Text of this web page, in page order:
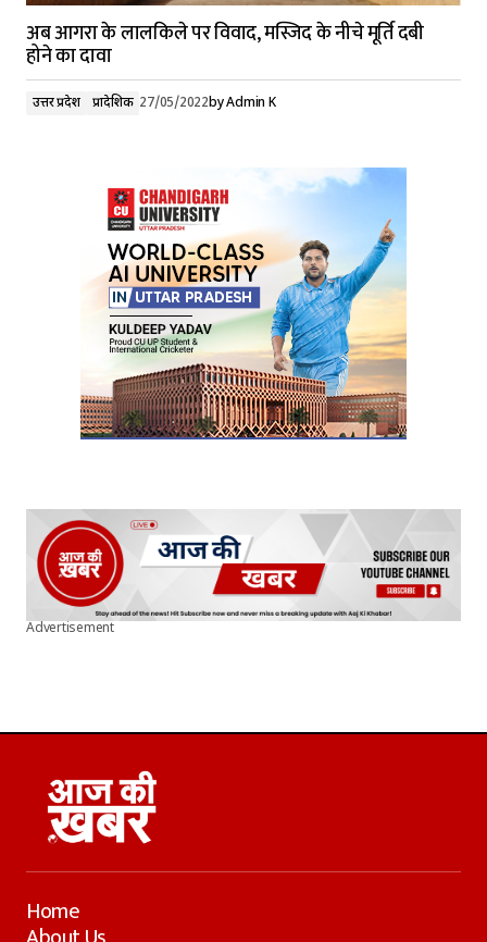
अब आगरा के लालकिले पर विवाद, मस्जिद के नीचे मूर्ति दबी
होने का दावा
उत्तर प्रदेश प्रादेशिक 27/05/2022byAdmin K
Advertisement
Home